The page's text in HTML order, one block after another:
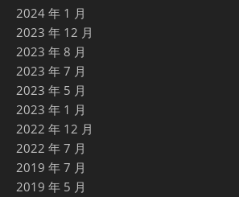
2024 年 1 月
2023 年 12 月
2023 年 8 月
2023 年 7 月
2023 年 5 月
2023 年 1 月
2022 年 12 月
2022 年 7 月
2019 年 7 月
2019 年 5 月